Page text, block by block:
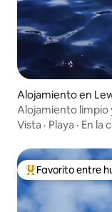
Alojamiento en
Alojamiento limpio
Vista · Playa · En la
Favorito entre
Favorito entre